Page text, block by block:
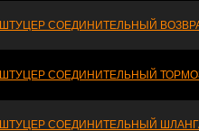
ШТУЦЕР СОЕДИНИТЕЛЬНЫЙ
ШТУЦЕР СОЕДИНИТЕЛЬНЫЙ
ШТУЦЕР СОЕДИНИТЕЛЬНЫЙ